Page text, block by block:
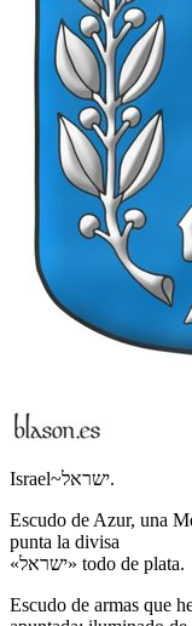
Israel~ישראל.
Escudo de Azur, una
punta la divisa
«ישראל» todo de plata.
Escudo de armas que